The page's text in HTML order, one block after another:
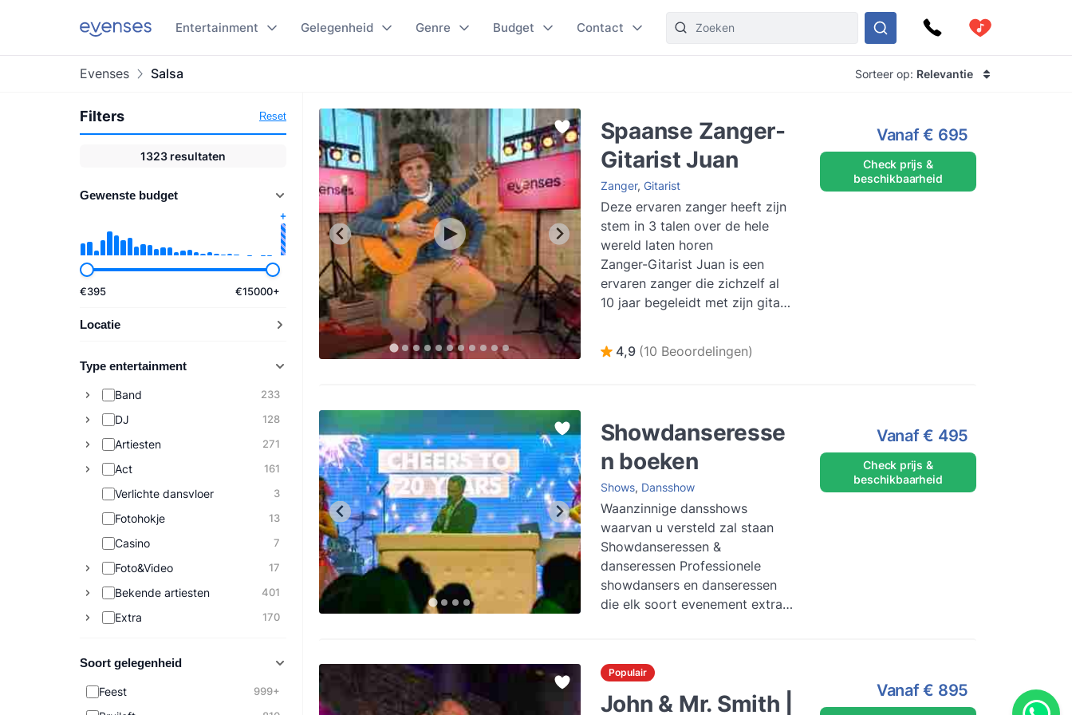
Entertainment Gelegenheid Genre Budget Contact
Evenses Salsa Sorteer op: Relevantie
Filters Reset
1323 resultaten
Gewenste budget
€395 €15000+
Locatie
Type entertainment
Band 233
DJ 128
Artiesten 271
Act 161
Verlichte dansvloer 3
Fotohokje 13
Casino 7
Foto&Video 17
Bekende artiesten 401
Extra 170
Soort gelegenheid
Feest 999+
Spaanse Zanger-
Gitarist Juan
Zanger, Gitarist
Deze ervaren zanger heeft zijn
stem in 3 talen over de hele
wereld laten horen
Zanger-Gitarist Juan is een
ervaren zanger die zichzelf al
10 jaar begeleidt met zijn gitaar.
4,9 (10 Beoordelingen)
Vanaf€ 695
Check prijs &
beschikbaarheid
Showdanseresse
n boeken
Shows, Dansshow
Waanzinnige dansshows
waarvan u versteld zal staan
Showdanseressen &
danseressen Professionele
showdansers en danseressen
die elk soort evenement extra
Vanaf€ 495
Check prijs &
beschikbaarheid
Populair
John & Mr. Smith |
Vanaf€ 895